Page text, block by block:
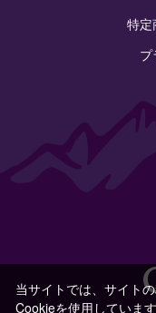
特定
当サイトでは、サイト
Cookieを使用していま